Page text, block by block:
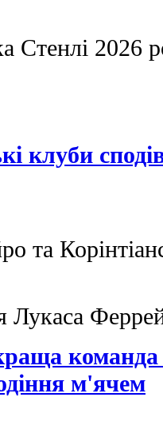
Стенлі 2026
клуби
та
Лукаса
команда
м'ячем